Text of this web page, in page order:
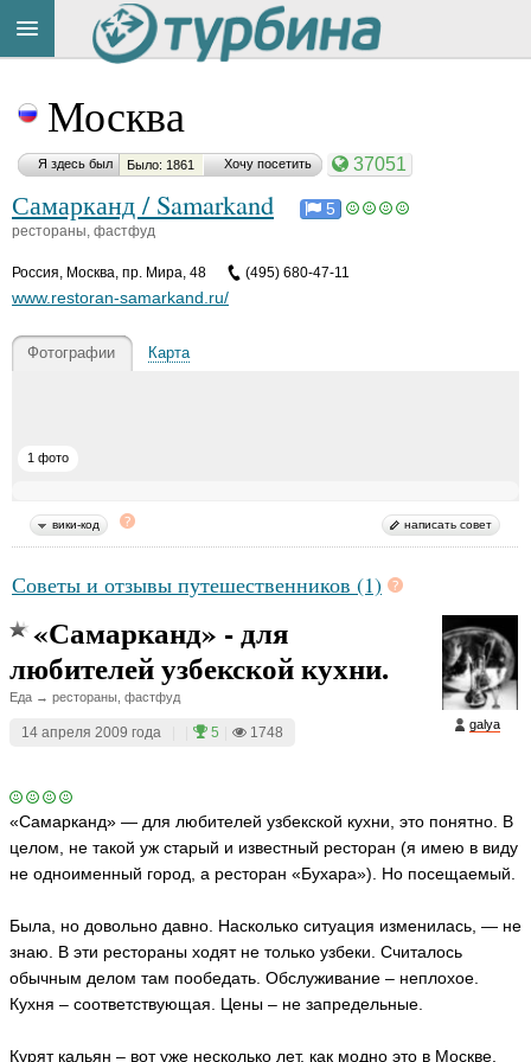
Москва
Я здесь был Было: 1861 Хочу посетить 37051
Самарканд / Samarkand 5
рестораны, фастфуд
Россия, Москва, пр. Мира, 48 (495) 680-47-11
www.restoran-samarkand.ru/
Фотографии Карта
1 фото
вики-код написать совет
Советы и отзывы путешественников (1)
galya
«Самарканд» - для
любителей узбекской кухни.
Еда → рестораны, фастфуд
14 апреля 2009 года 5 1748
«Самарканд» — для любителей узбекской кухни, это понятно. В
целом, не такой уж старый и известный ресторан (я имею в виду
не одноименный город, а ресторан «Бухара»). Но посещаемый.
Была, но довольно давно. Насколько ситуация изменилась, — не
знаю. В эти рестораны ходят не только узбеки. Считалось
обычным делом там пообедать. Обслуживание – неплохое.
Кухня – соответствующая. Цены – не запредельные.
Курят кальян – вот уже несколько лет, как модно это в Москве.
на
сайте:
Button